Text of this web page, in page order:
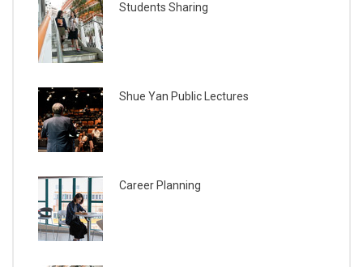
Students Sharing
Shue Yan Public Lectures
Career Planning